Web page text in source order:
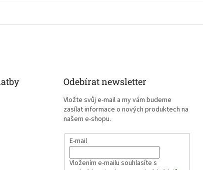
Odebírat newsletter
Vložte svůj e-mail a my vám budeme
zasílat informace o nových produktech na
našem e-shopu.
E-mail
Vložením e-mailu souhlasíte s